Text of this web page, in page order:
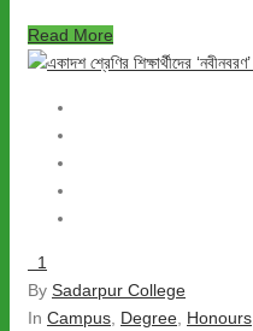
Read More
1
By Sadarpur College
In Campus Degree Honours